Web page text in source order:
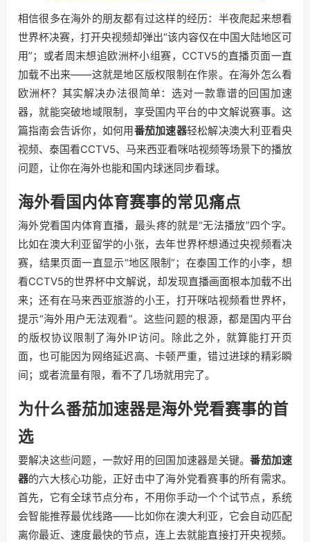
相信很多在海外的朋友都有过这样的经历：半夜爬起来想看
世界杯决赛，打开央视频却弹出“该内容仅在中国大陆地区可
用”；或者周末想追欧洲杯小组赛，CCTV5的直播页面一直
加载不出来——这就是地区版权限制在作祟。在海外怎么看
欧洲杯？其实解决办法很简单：选对一款靠谱的回国加速
器，就能突破地域限制，享受国内平台的中文解说赛事。这
篇指南会告诉你，如何用番茄加速器轻松解决澳大利亚看央
视频、泰国看CCTV5、马来西亚看咪咕视频等场景下的播放
问题，让你在海外也能和国内球迷同步看球。
海外看国内体育赛事的常见痛点
海外党看国内体育直播，最头疼的就是“无法播放”四个字。
比如在澳大利亚留学的小张，去年世界杯想通过央视频看决
赛，结果页面一直显示“地区限制”；在泰国工作的小李，想
看CCTV5的世界杯中文解说，却发现直播画面根本加载不出
来；还有在马来西亚旅游的小王，打开咪咕视频看世界杯，
提示“海外用户无法观看”。这些问题的根源，都是国内平台
的版权协议限制了海外IP访问。除此之外，就算能打开页
面，也可能因为网络延迟高、卡顿严重，错过进球的精彩瞬
间；或者流量有限，看不了几场就用完了。
为什么番茄加速器是海外党看赛事的首
选
要解决这些问题，一款好用的回国加速器是关键。番茄加速
器的六大核心功能，正好击中了海外党看赛事的所有需求。
首先，它有全球节点分布，不用你手动一个个试节点，系统
会智能推荐最优线路——比如你在澳大利亚，它会自动匹配
离你最近、速度最快的节点，连上去就能直接打开央视频。